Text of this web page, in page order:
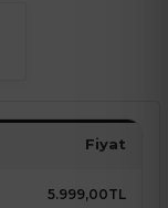
Fiyat
5.999,00TL